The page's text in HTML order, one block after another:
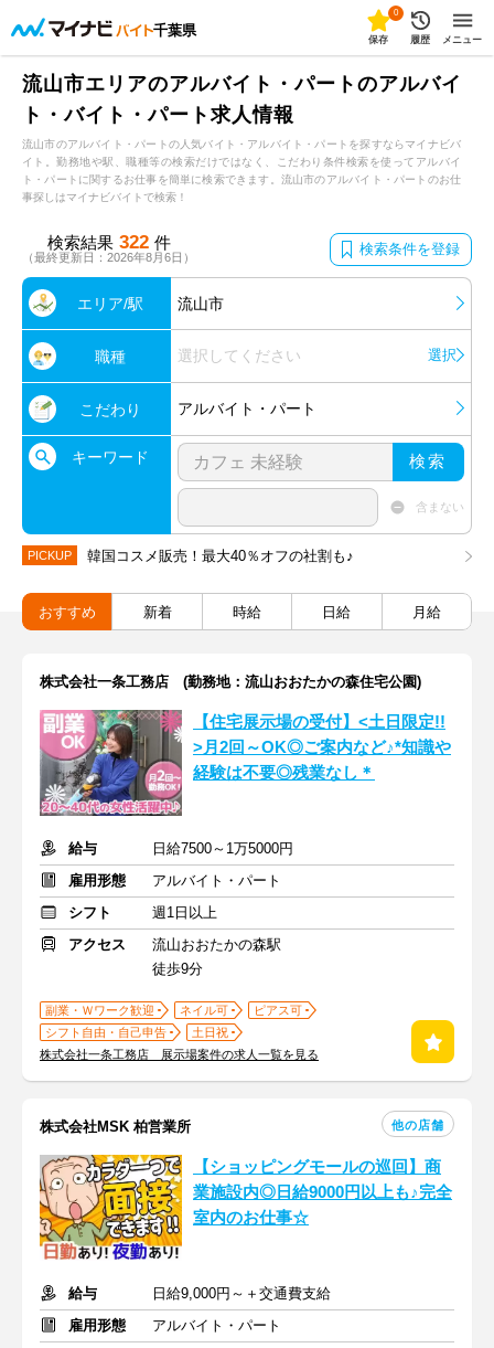
千葉県
0
保存 履歴 メニュー
流山市エリアのアルバイト・パートのアルバイ
ト・バイト・パート求人情報
流山市のアルバイト・パートの人気バイト・アルバイト・パートを探すならマイナビバ
イト。勤務地や駅、職種等の検索だけではなく、こだわり条件検索を使ってアルバイ
ト・パートに関するお仕事を簡単に検索できます。流山市のアルバイト・パートのお仕
事探しはマイナビバイトで検索！
検索結果 322 件
（最終更新日：2026年8月6日） 検索条件を登録
エリア/駅 流山市
職種 選択してください 選択
こだわり アルバイト・パート
キーワード 検索
含まない
PICKUP 韓国コスメ販売！最大40％オフの社割も♪
おすすめ 新着 時給 日給 月給
株式会社一条工務店 (勤務地：流山おおたかの森住宅公園)
【住宅展示場の受付】<土日限定!!
>月2回～OK◎ご案内など♪*知識や
経験は不要◎残業なし＊
給与
日給7500～1万5000円
雇用形態
アルバイト・パート
シフト
週1日以上
アクセス
流山おおたかの森駅
徒歩9分
副業・Ｗワーク歓迎 ネイル可
ピアス可
シフト自由・自己申告
土日祝
株式会社一条工務店 展示場案件の求人一覧を見る
株式会社MSK 柏営業所 他の店舗
【ショッピングモールの巡回】商
業施設内◎日給9000円以上も♪完全
室内のお仕事☆
給与
日給9,000円～＋交通費支給
雇用形態
アルバイト・パート